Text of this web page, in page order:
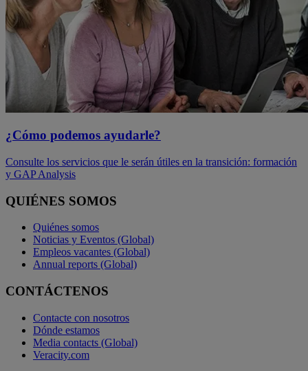
¿Cómo podemos ayudarle?
Consulte los servicios que le serán útiles en la transición: formación
y GAP Analysis
QUIÉNES SOMOS
Quiénes somos
Noticias y Eventos (Global)
Empleos vacantes (Global)
Annual reports (Global)
CONTÁCTENOS
Contacte con nosotros
Dónde estamos
Media contacts (Global)
Veracity.com